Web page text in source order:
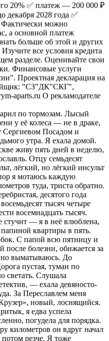
20% ✅ платеж — 200 000 ₽
декабря 2028 года ✅
можно
а основной платеж
больше об этой и других
все условия кредита
разделе. Оценивайте свои
Финансовые услуги
Проектная декларация на
"СЗ"ДК"СКГ",
aparts.ru О рекламодателе
по тормозам. Лысый
у её колеса — не в драке,
Сергиевом Посадом и
утра. Я ехала домой.
живу пять дней в неделю,
Отцу семьдесят
лёгкий, но лёгкий инсульт
я мотаюсь каждую
туда, триста обратно.
десятого года
тысяч четыре
восемнадцать тысяч.
стучит — я в неё влюблена,
квартиры в пять.
С папой всю пятницу и
болезни, обижается за
выматываюсь. До
пустая, туман по
светать. Слушала
— ехала девяносто-
За Переславлем меня
новый, лоснящийся.
я едва успела
погудела для порядка.
километров он вдруг начал
потом резче. Я тоже